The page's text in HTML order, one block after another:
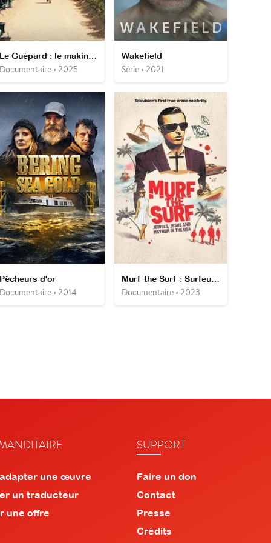
Le Guépard : le making-of
• 2025
Wakefield
Série • 2021
d'or
• 2014
Murf the Surf : Surfeurs, voleurs et convertis
Documentaire • 2023
une œuvre
un traducteur
une offre
SUPPORT
Faire un don
Contact
Presse
Crédits